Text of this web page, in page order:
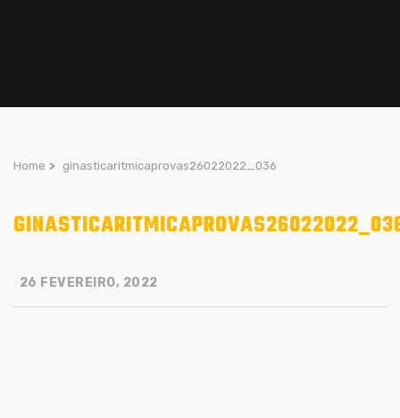
Home > ginasticaritmicaprovas26022022_036
26 FEVEREIRO, 2022